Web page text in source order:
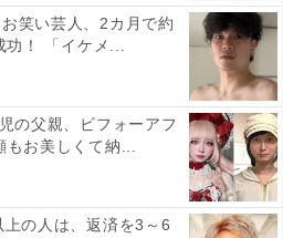
笑い芸人、2カ月で約
功！ 「イケメ...
の父親、ビフォーアフ
もお美しくて納...
の人は、返済を3～6